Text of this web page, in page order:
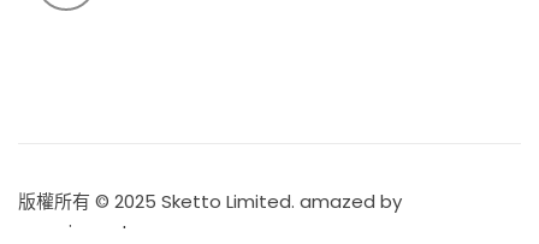
版權所有 © 2025 Sketto Limited. amazed by
amaxing.net